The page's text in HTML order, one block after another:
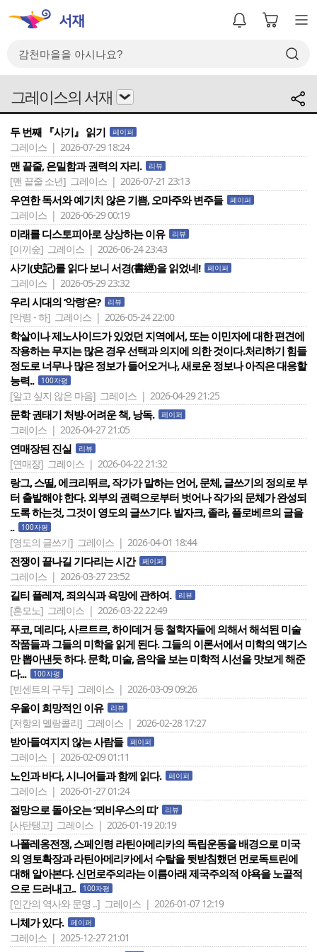
그레이스의 서재
두 번째 『사기』 읽기 페이퍼
그레이스 | 2026-07-29 18:24
맨 끝줄, 은밀함과 권력의 자리. 리뷰
[맨 끝줄 소년] 그레이스 | 2026-07-21 23:13
우연한 독서와 예기치 않은 기쁨, 오마주와 변주들 페이퍼
그레이스 | 2026-06-29 00:19
미래를 디스토피아로 상상하는 이유 리뷰
[이끼숲] 그레이스 | 2026-06-24 23:43
사기(史記)를 읽다 보니 서경(書經)을 읽었네! 페이퍼
그레이스 | 2026-05-29 23:32
우리 시대의 ‘악령’은? 리뷰
[악령 - 하] 그레이스 | 2026-05-24 22:00
학살이나 제노사이드가 있었던 지역에서, 또는 이민자에 대한 편견에
작용하는 무지는 많은 경우 선택과 의지에 의한 것이다.처리하기 힘들
정도로 너무나 많은 정보가 들어오거나, 새로운 정보나 아직은 대응할
능력..
100자평
[알고 싶지 않은 마음] 그레이스 | 2026-04-29 21:25
문학 권태기 처방-어려운 책, 낭독. 페이퍼
그레이스 | 2026-04-27 21:05
연매장된 진실 리뷰
[연매장] 그레이스 | 2026-04-22 21:32
랑그, 스띨, 에크리뛰르, 작가가 말하는 언어, 문체, 글쓰기의 정의로 부
터 출발해야 한다. 외부의 권력으로부터 벗어나 작가의 문체가 완성되
도록 하는것, 그것이 영도의 글쓰기다. 발자크, 졸라, 플로베르의 글을
..
100자평
[영도의 글쓰기] 그레이스 | 2026-04-01 18:44
전쟁이 끝나길 기다리는 시간 페이퍼
그레이스 | 2026-03-27 23:52
길티 플레져, 죄의식과 욕망에 관하여. 리뷰
[혼모노] 그레이스 | 2026-03-22 22:49
푸코, 데리다, 사르트르, 하이데거 등 철학자들에 의해서 해석된 미술
작품들과 그들의 미학을 읽게 된다. 그들의 이론서에서 미학의 액기스
만 뽑아낸듯 하다. 문학, 미술, 음악을 보는 미학적 시선을 맛보게 해준
다...
100자평
[빈센트의 구두] 그레이스 | 2026-03-09 09:26
우울이 희망적인 이유 리뷰
[저항의 멜랑콜리] 그레이스 | 2026-02-28 17:27
받아들여지지 않는 사람들 페이퍼
그레이스 | 2026-02-09 01:11
노인과 바다, 시니어들과 함께 읽다. 페이퍼
그레이스 | 2026-01-27 01:24
절망으로 돌아오는 ‘뫼비우스의 띠’ 리뷰
[사탄탱고] 그레이스 | 2026-01-19 20:19
나폴레옹전쟁, 스페인령 라틴아메리카의 독립운동을 배경으로 미국
의 영토확장과 라틴아메리카에서 수탈을 뒷받침했던 먼로독트린에
대해 알아본다. 신먼로주의라는 이름아래 제국주의적 야욕을 노골적
으로 드러내고..
100자평
[인간의 역사와 문명 ..] 그레이스 | 2026-01-07 12:19
니체가 있다. 페이퍼
그레이스 | 2025-12-27 21:01